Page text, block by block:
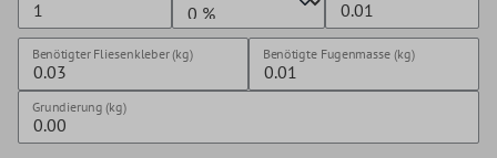
Benötigter Fliesenkleber (kg) Benötigte Fugenmasse (kg)
Grundierung (kg)